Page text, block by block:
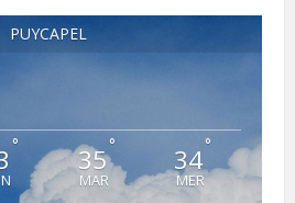
PUYCAPEL
° 35°
MAR
34°
MER